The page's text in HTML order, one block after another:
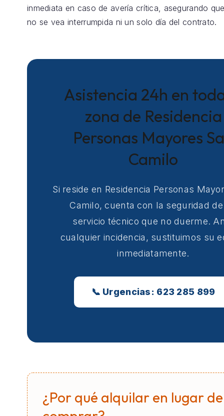
inmediata en caso de avería crítica, asegurando
no se vea interrumpida ni un solo día del contrato.
Asistencia 24h en
zona de Residencia
Personas Mayores
Camilo
Si reside en Residencia Personas
Camilo, cuenta con la seguridad
servicio técnico que no duerme.
cualquier incidencia, sustituimos su
inmediatamente.
📞 Urgencias: 623 285 899
¿Por qué alquilar en lugar de